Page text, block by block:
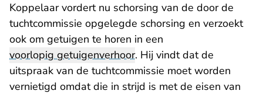
Koppelaar vordert nu schorsing van de door de
tuchtcommissie opgelegde schorsing en verzoekt
ook om getuigen te horen in een
voorlopig getuigenverhoor. Hij vindt dat de
uitspraak van de tuchtcommissie moet worden
vernietigd omdat die in strijd is met de eisen van